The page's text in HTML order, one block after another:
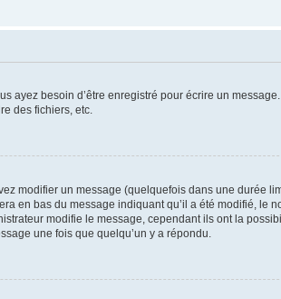
ayez besoin d’être enregistré pour écrire un
des fichiers, etc.
modifier un message (quelquefois dans une durée
en bas du message indiquant qu’il a été modifié, le
modifie le message, cependant ils ont la
une fois que quelqu’un y a répondu.